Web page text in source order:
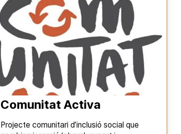
Comunitat Activa
Projecte comunitari d’inclusió social que